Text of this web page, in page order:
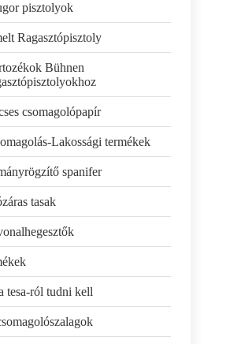
pisztolyok
Ragasztópisztoly
Bühnen
csomagolópapír
Lakossági termékek
spanifer
tasak
tesa-ról tudni kell